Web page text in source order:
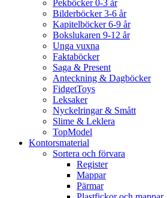
Pekböcker 0-3 år
Bilderböcker 3-6 år
Kapitelböcker 6-9 år
Bokslukaren 9-12 år
Unga vuxna
Faktaböcker
Saga & Present
Anteckning & Dagböcker
FidgetToys
Leksaker
Nyckelringar & Smått
Slime & Leklera
TopModel
Kontorsmaterial
Sortera och förvara
Register
Mappar
Pärmar